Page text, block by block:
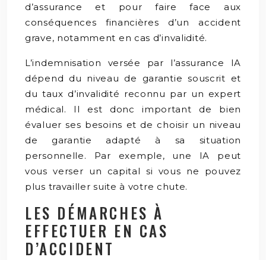
d’assurance et pour faire face aux
conséquences financières d’un accident
grave, notamment en cas d’invalidité.
L’indemnisation versée par l’assurance IA
dépend du niveau de garantie souscrit et
du taux d’invalidité reconnu par un expert
médical. Il est donc important de bien
évaluer ses besoins et de choisir un niveau
de garantie adapté à sa situation
personnelle. Par exemple, une IA peut
vous verser un capital si vous ne pouvez
plus travailler suite à votre chute.
LES DÉMARCHES À
EFFECTUER EN CAS
D’ACCIDENT